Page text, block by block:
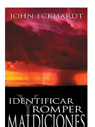
Verkäufer
Verkäufer werden